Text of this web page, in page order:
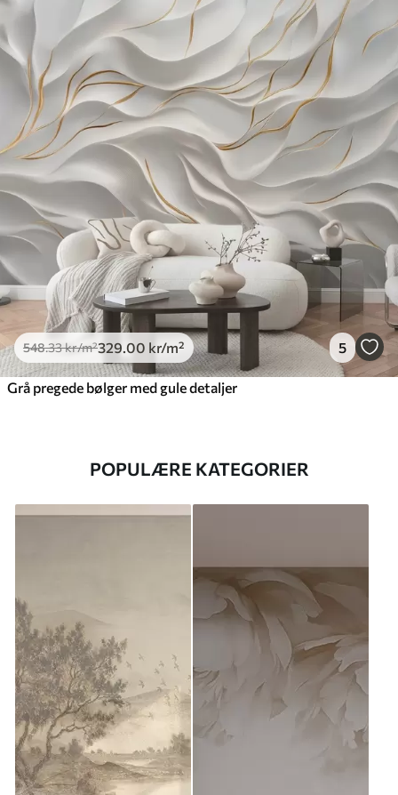
548.33kr/m²329 .00 kr/m² 5
Grå pregede bølger med gule detaljer
POPULÆRE KATEGORIER